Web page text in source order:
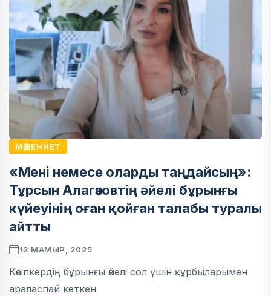
МӘДЕНИЕТ
«Мені немесе оларды таңдайсың»:
Тұрсын Алагөзовтің әйелі бұрынғы
күйеуінің оған қойған талабы туралы
айтты
12 МАМЫР, 2025
Кәсіпкердің бұрынғы әйелі сол үшін құрбыларымен
араласпай кеткен